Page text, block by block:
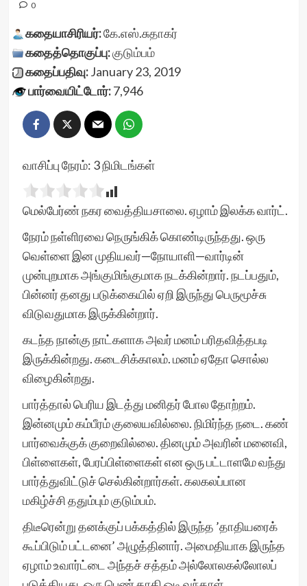
0
கதையாசிரியர்:கே.எஸ்.சுதாகர்
கதைத்தொகுப்பு:குடும்பம்
கதைப்பதிவு:January 23, 2019
பார்வையிட்டோர்:7,946
வாசிப்பு நேரம்: 3நிமிடங்கள்
மெல்பேர்ண் நகர வைத்தியசாலை. ஏழாம் இலக்க வார்ட்.
நேரம் நள்ளிரவை நெருங்கிக் கொண்டிருந்தது. ஒரு
வெள்ளை இன முதியவர்—நோயாளி—வார்டின்
முன்புறமாக அங்குமிங்குமாக நடக்கின்றார். நடப்பதும்,
பின்னர் தனது படுக்கையில் ஏறி இருந்து பெருமூச்சு
விடுவதுமாக இருக்கின்றார்.
கடந்த நான்கு நாட்களாக அவர் மனம் பரிதவித்தபடி
இருக்கின்றது. கடைசிக்காலம். மனம் ஏதோ சொல்ல
விழைகின்றது.
பார்த்தால் பெரிய இடத்து மனிதர் போல தோற்றம்.
இன்னமும் கம்பீரம் குலையவில்லை. நிமிர்ந்த நடை. கண்
பார்வைக்குக் குறைவில்லை. தினமும் அவரின் மனைவி,
பிள்ளைகள், பேரப்பிள்ளைகள் என ஒரு பட்டாளமே வந்து
பார்த்துவிட்டுச் செல்கின்றார்கள். கலகலப்பான
மகிழ்ச்சி ததும்பும் குடும்பம்.
திடீரென்று தனக்குப் பக்கத்தில் இருந்த ’தாதியரைக்
கூப்பிடும் பட்டனை’ அழுத்தினார். அமைதியாக இருந்த
ஏழாம் உவார்ட்டை அந்தச் சத்தம் அல்லோலகல்லோலப்